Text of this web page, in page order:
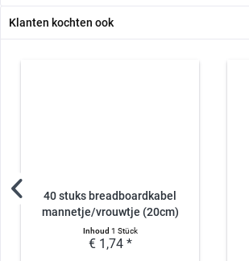
Klanten kochten ook
40 stuks breadboardkabel
mannetje/vrouwtje (20cm)
Inhoud 1 Stück
€ 1,74 *